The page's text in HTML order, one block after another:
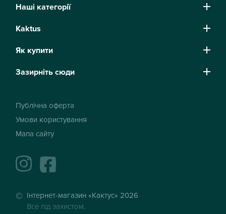
Наші категорії
Kaktus
Як купити
Зазирніть сюди
Публічна оферта
Умови користування
Мапа сайту
instagramfacebook
Інтернет-магазин «Кактус» 2026
Все під захистом.